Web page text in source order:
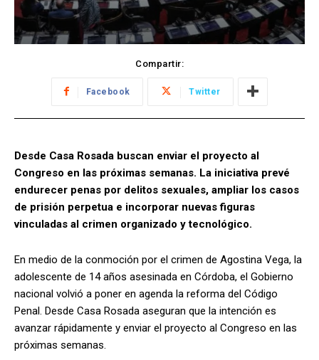
Compartir:
Facebook Twitter
Desde Casa Rosada buscan enviar el proyecto al
Congreso en las próximas semanas. La iniciativa prevé
endurecer penas por delitos sexuales, ampliar los casos
de prisión perpetua e incorporar nuevas figuras
vinculadas al crimen organizado y tecnológico.
En medio de la conmoción por el crimen de Agostina Vega, la
adolescente de 14 años asesinada en Córdoba, el Gobierno
nacional volvió a poner en agenda la reforma del Código
Penal. Desde Casa Rosada aseguran que la intención es
avanzar rápidamente y enviar el proyecto al Congreso en las
próximas semanas.